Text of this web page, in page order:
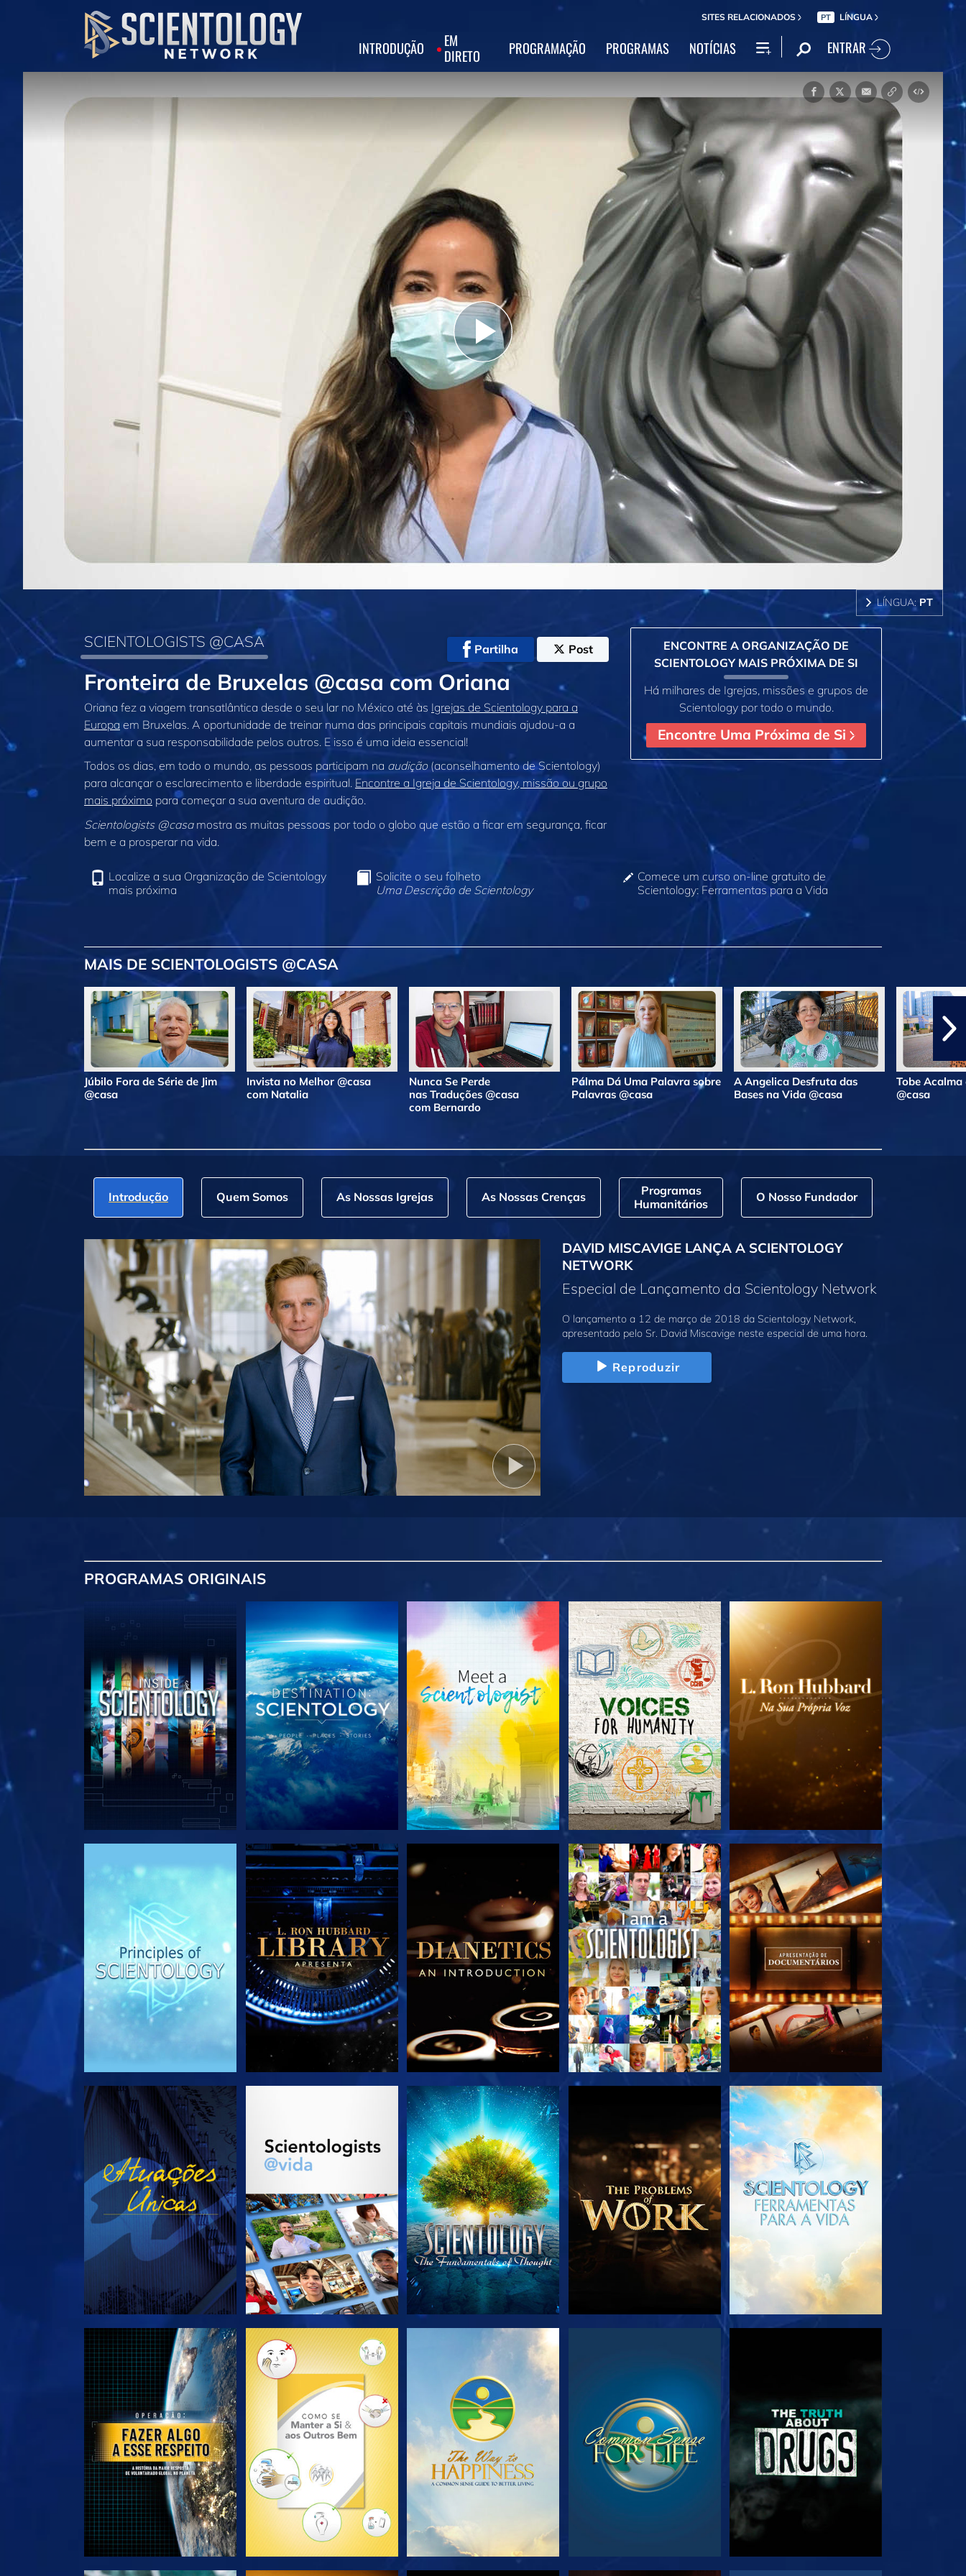
SITES RELACIONADOS PT LÍNGUA
INTRODUÇÃO
EM
DIRETO
PROGRAMAÇÃO PROGRAMAS NOTÍCIAS ENTRAR
Play
Video
LÍNGUA: PT
SCIENTOLOGISTS @CASA Partilha Post
Fronteira de Bruxelas @casa com Oriana
Oriana fez a viagem transatlântica desde o seu lar no México até às Igrejas de Scientology para a
Europa em Bruxelas. A oportunidade de treinar numa das principais capitais mundiais ajudou‑a a
aumentar a sua responsabilidade pelos outros. E isso é uma ideia essencial!
Todos os dias, em todo o mundo, as pessoas participam na audição(aconselhamento de Scientology)
para alcançar o esclarecimento e liberdade espiritual. Encontre a Igreja de Scientology, missão ou grupo
mais próximo para começar a sua aventura de audição.
Scientologists @casamostra as muitas pessoas por todo o globo que estão a ficar em segurança, ficar
bem e a prosperar na vida.
ENCONTRE A ORGANIZAÇÃO DE
SCIENTOLOGY MAIS PRÓXIMA DE SI
Há milhares de Igrejas, missões e grupos de
Scientology por todo o mundo.
Encontre Uma Próxima de Si
Localize a sua Organização de Scientology
mais próxima
Solicite o seu folheto
Uma Descrição de Scientology
Comece um curso on‑line gratuito de
Scientology: Ferramentas para a Vida
MAIS DE SCIENTOLOGISTS @CASA
Júbilo Fora de Série de Jim
@casa
Invista no Melhor @casa
com Natalia
Nunca Se Perde
nas Traduções @casa
com Bernardo
Pálma Dá Uma Palavra sobre
Palavras @casa
A Angelica Desfruta das
Bases na Vida @casa
Tobe Acalma
@casa
Introdução Quem Somos As Nossas Igrejas As Nossas Crenças
Programas
Humanitários
O Nosso Fundador
DAVID MISCAVIGE LANÇA A SCIENTOLOGY
NETWORK
Especial de Lançamento da Scientology Network
O lançamento a 12 de março de 2018 da Scientology Network,
apresentado pelo Sr. David Miscavige neste especial de uma hora.
Reproduzir
PROGRAMAS ORIGINAIS
EXPLORE A SÉRIE EXPLORE A SÉRIE EXPLORE A SÉRIE EXPLORE A SÉRIE EXPLORE A SÉRIE
VEJA VEJA EXPLORE A SÉRIE
EXPLORE A SÉRIE EXPLORE A SÉRIE